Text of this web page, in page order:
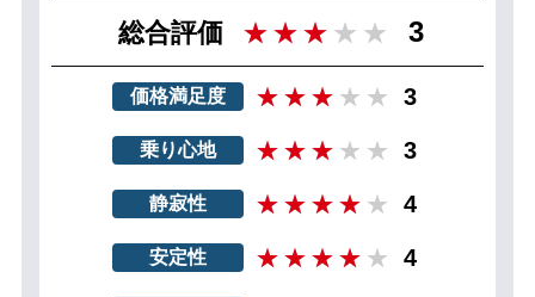
総合評価 3
価格満足度 3
乗り心地 3
静寂性 4
安定性 4